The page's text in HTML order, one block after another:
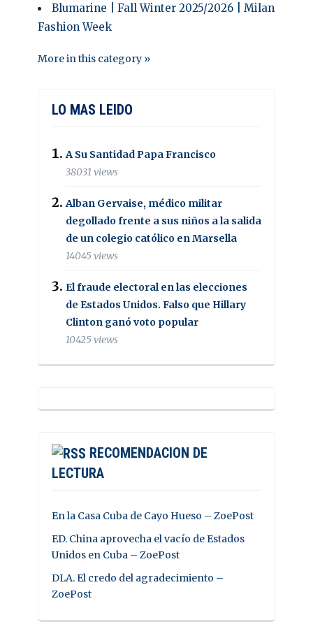
Blumarine | Fall Winter 2025/2026 | Milan
Fashion Week
More in this category »
LO MAS LEIDO
A Su Santidad Papa Francisco
38031 views
Alban Gervaise, médico militar
degollado frente a sus niños a la salida
de un colegio católico en Marsella
14045 views
El fraude electoral en las elecciones
de Estados Unidos. Falso que Hillary
Clinton ganó voto popular
10425 views
RECOMENDACION DE
LECTURA
En la Casa Cuba de Cayo Hueso – ZoePost
ED. China aprovecha el vacío de Estados
Unidos en Cuba – ZoePost
DLA. El credo del agradecimiento –
ZoePost